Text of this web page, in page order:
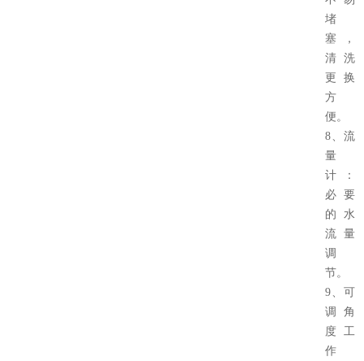
堵
塞，
清洗
更换
方
便。
8、流
量
计：
必要
的水
流量
调
节。
9、可
调角
度工
作